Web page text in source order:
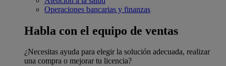
Operaciones bancarias y finanzas
Habla con el equipo de ventas
¿Necesitas ayuda para elegir la solución adecuada, realizar
una compra o mejorar tu licencia?